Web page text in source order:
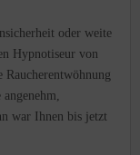
oder weite
Hypnotiseur von
war Ihnen bis jetzt